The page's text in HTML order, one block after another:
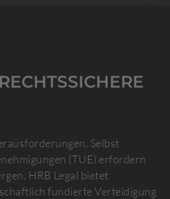
Selbst
(TUE) erfordern
HRB Legal bietet
fundierte Verteidigung